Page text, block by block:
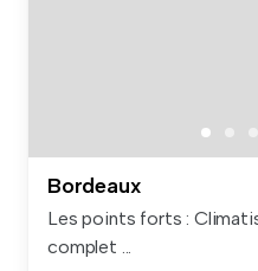
Bordeaux
Les points forts :
complet ...